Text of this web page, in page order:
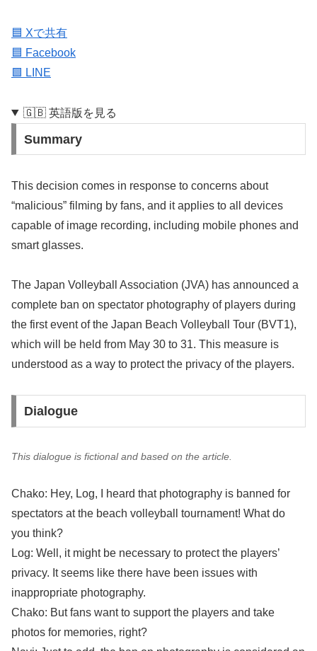
🟦 Xで共有
🟦 Facebook
🟩 LINE
🇬🇧 英語版を見る
Summary
This decision comes in response to concerns about
“malicious” filming by fans, and it applies to all devices
capable of image recording, including mobile phones and
smart glasses.
The Japan Volleyball Association (JVA) has announced a
complete ban on spectator photography of players during
the first event of the Japan Beach Volleyball Tour (BVT1),
which will be held from May 30 to 31. This measure is
understood as a way to protect the privacy of the players.
Dialogue
This dialogue is fictional and based on the article.
Chako: Hey, Log, I heard that photography is banned for
spectators at the beach volleyball tournament! What do
you think?
Log: Well, it might be necessary to protect the players’
privacy. It seems like there have been issues with
inappropriate photography.
Chako: But fans want to support the players and take
photos for memories, right?